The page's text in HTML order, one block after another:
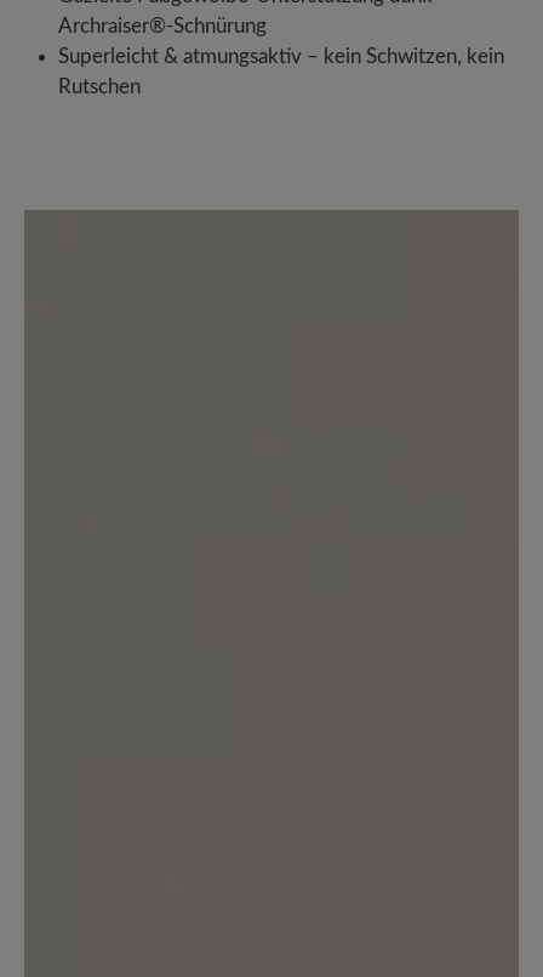
Archraiser®-Schnürung
Superleicht & atmungsaktiv – kein Schwitzen, kein
Rutschen